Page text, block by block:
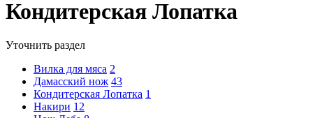
Кондитерская Лопатка
Уточнить раздел
Вилка для мяса 2
Дамасский нож 43
Кондитерская Лопатка 1
Накири 12